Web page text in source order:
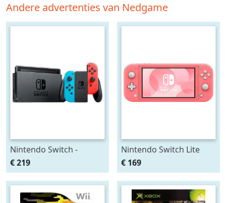
Andere advertenties van Nedgame
Nintendo Switch -
Red/Blue
€ 219
Nintendo Switch Lite
(Coral)
€ 169